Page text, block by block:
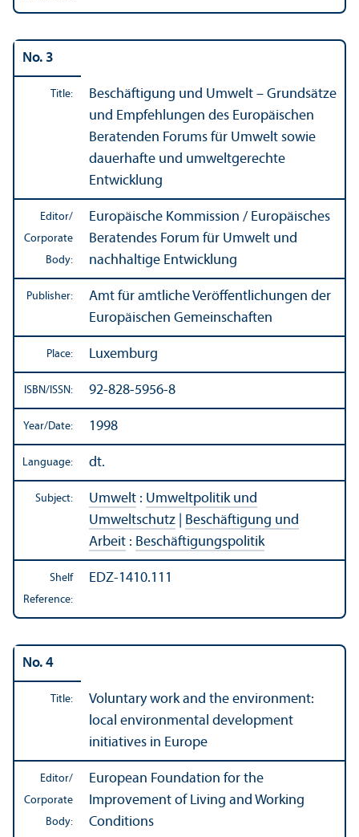
No. 3
Title:
Beschäftigung und Umwelt – Grundsätze
und Empfehlungen des Europäischen
Beratenden Forums für Umwelt sowie
dauerhafte und umweltgerechte
Entwicklung
Editor/
Corporate
Body:
Europäische Kommission / Europäisches
Beratendes Forum für Umwelt und
nachhaltige Entwicklung
Publisher:
Amt für amtliche Veröffentlichungen der
Europäischen Gemeinschaften
Place: Luxemburg
ISBN/ISSN: 92-828-5956-8
Year/Date: 1998
Language: dt.
Subject: Umwelt : Umweltpolitik und
Umweltschutz
Beschäftigung und
Arbeit : Beschäftigungspolitik
Shelf
Reference:
EDZ-1410.111
No. 4
Title:
Voluntary work and the environment:
local environmental development
initiatives in Europe
Editor/
Corporate
Body:
European Foundation for the
Improvement of Living and Working
Conditions